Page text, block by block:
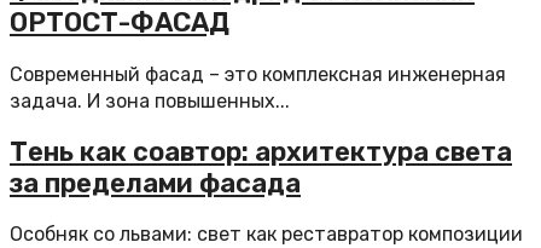
ОРТОСТ-ФАСАД
Современный фасад – это комплексная инженерная
задача. И зона повышенных...
Тень как соавтор: архитектура света
за пределами фасада
Особняк со львами: свет как реставратор композиции